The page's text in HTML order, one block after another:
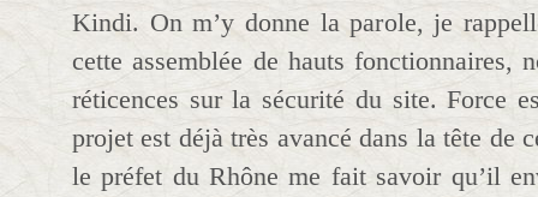
Kindi. On m’y donne la parole, je
cette assemblée de hauts fonctionnaires,
réticences sur la sécurité du site. Force
projet est déjà très avancé dans la tête de
le préfet du Rhône me fait savoir qu’il